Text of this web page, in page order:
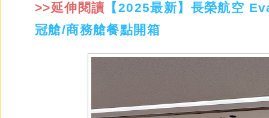
>>延伸閱讀 【2025最新】長榮航空
冠艙/商務艙餐點開箱